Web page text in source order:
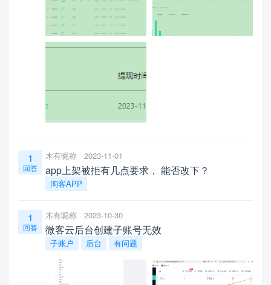
1
回答
木有昵称 2023-11-01
app上架被拒有几点要求， 能否改下？
淘客APP
1
回答
木有昵称 2023-10-30
微客云后台创建子账号无效
子账户 后台 有问题